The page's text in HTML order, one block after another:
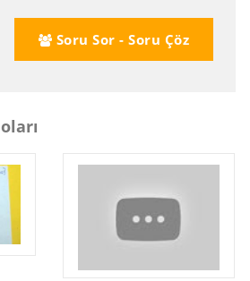
Soru Sor - Soru Çöz